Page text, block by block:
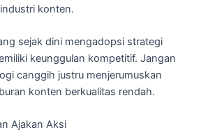
konten.
sejak dini mengadopsi strategi
keunggulan kompetitif. Jangan
canggih justru menjerumuskan
konten berkualitas rendah.
Ajakan Aksi